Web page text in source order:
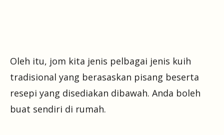
Oleh itu, jom kita jenis pelbagai jenis kuih
tradisional yang berasaskan pisang beserta
resepi yang disediakan dibawah. Anda boleh
buat sendiri di rumah.